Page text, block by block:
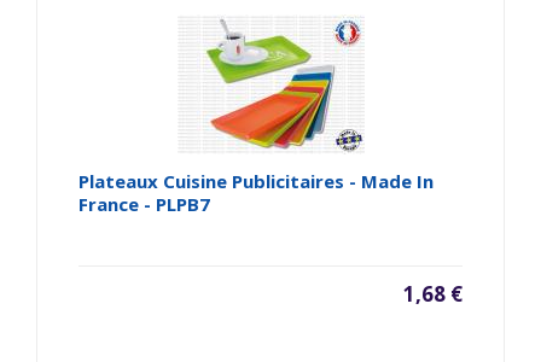
Plateaux Cuisine Publicitaires - Made In
France - PLPB7
1,68 €